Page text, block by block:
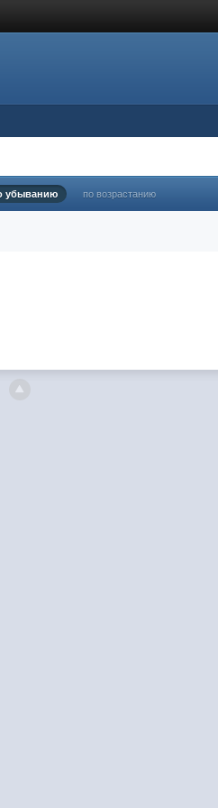
убыванию по возрастанию